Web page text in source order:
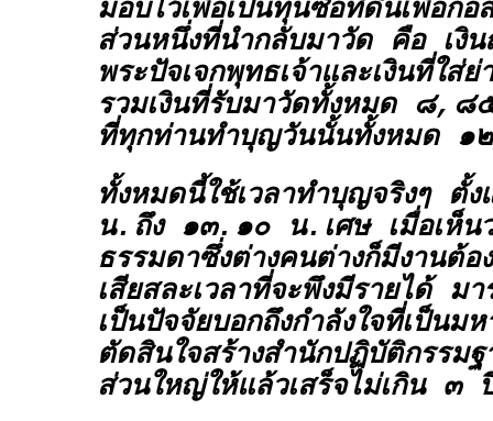
มอบไว้เพื่อเป็นทุนซื้อที่ดินเพื่อก่อ
ส่วนหนึ่งที่นำกลับมาวัด คือ เงิน
พระปัจเจกพุทธเจ้าและเงินที่ใส่ย่
รวมเงินที่รับมาวัดทั้งหมด ๘,๘
ที่ทุกท่านทำบุญวันนั้นทั้งหมด
ทั้งหมดนี้ใช้เวลาทำบุญจริงๆ ตั้
น.ถึง ๑๓.๑๐ น.เศษ เมื่อเห็นว่
ธรรมดาซึ่งต่างคนต่างก็มีงานต้
เสียสละเวลาที่จะพึงมีรายได้ ม
เป็นปัจจัยบอกถึงกำลังใจที่เป็นม
ตัดสินใจสร้างสำนักปฏิบัติกรรม
ส่วนใหญ่ให้แล้วเสร็จไม่เกิน ๓